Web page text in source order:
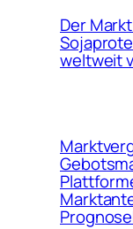
Der
weltweit